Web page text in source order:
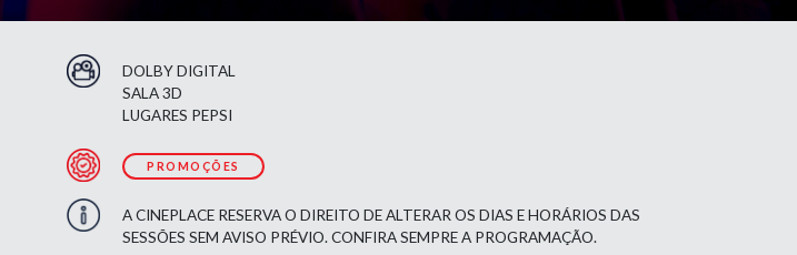
DOLBY DIGITAL
SALA 3D
LUGARES PEPSI
PROMOÇÕES
A CINEPLACE RESERVA O DIREITO DE ALTERAR OS DIAS E HORÁRIOS DAS
SESSÕES SEM AVISO PRÉVIO. CONFIRA SEMPRE A PROGRAMAÇÃO.